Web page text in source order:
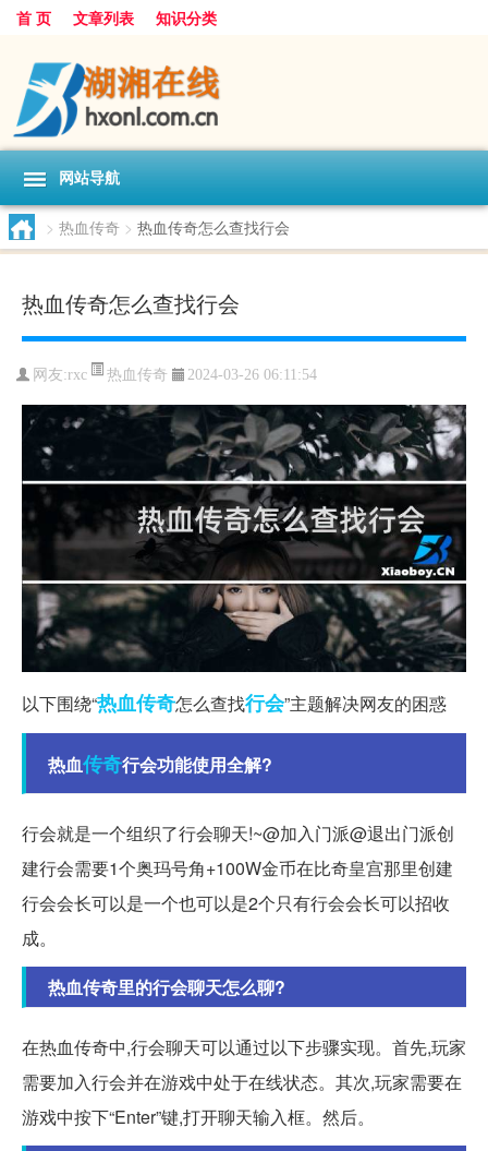
首 页 文章列表 知识分类
网站导航
> 热血传奇 > 热血传奇怎么查找行会
热血传奇怎么查找行会
网友:rxc 热血传奇 2024-03-26 06:11:54
以下围绕“热血传奇怎么查找行会”主题解决网友的困惑
热血传奇行会功能使用全解?
行会就是一个组织了行会聊天!~@加入门派@退出门派创
建行会需要1个奥玛号角+100W金币在比奇皇宫那里创建
行会会长可以是一个也可以是2个只有行会会长可以招收
成。
热血传奇里的行会聊天怎么聊?
在热血传奇中,行会聊天可以通过以下步骤实现。首先,玩家
需要加入行会并在游戏中处于在线状态。其次,玩家需要在
游戏中按下“Enter”键,打开聊天输入框。然后。